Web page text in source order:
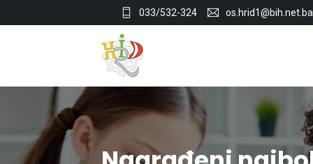
033/532-324 os.hrid1@bih.net.ba